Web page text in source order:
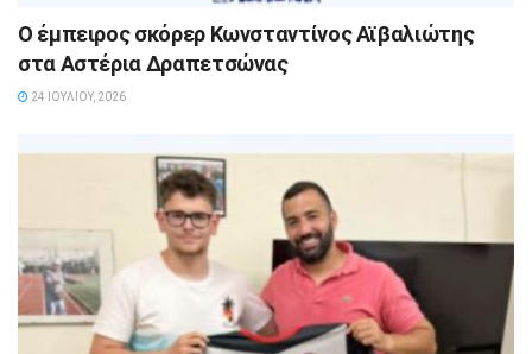
Ο έμπειρος σκόρερ Κωνσταντίνος Αϊβαλιώτης
στα Αστέρια Δραπετσώνας
24 ΙΟΥΛΊΟΥ, 2026